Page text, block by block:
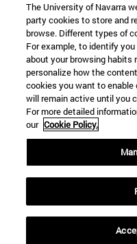
The University of Navarra
party cookies to store and
browse. Different types of
For example, to identify
about your browsing habits
personalize how the
cookies you want to
will remain active until you
For more detailed
our Cookie Policy.